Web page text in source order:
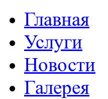
Главная
Услуги
Новости
Галерея